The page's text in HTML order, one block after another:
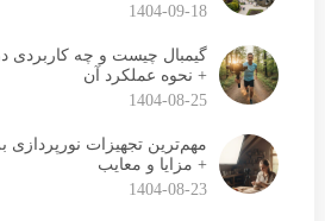
1404-09-18
گیمبال چیست و چه کاربردی
+ نحوه عملکرد آن
1404-08-25
مهم‌ترین تجهیزات نورپردازی
+ مزایا و معایب
1404-08-23